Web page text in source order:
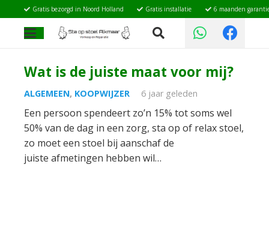
Gratis bezorgd in Noord Holland Gratis installatie 6 maanden
Wat is de juiste maat voor mij?
ALGEMEEN, KOOPWIJZER 6 jaar geleden
Een persoon spendeert zo’n 15% tot soms wel
50% van de dag in een zorg, sta op of relax stoel,
zo moet een stoel bij aanschaf de
juiste afmetingen hebben wil…